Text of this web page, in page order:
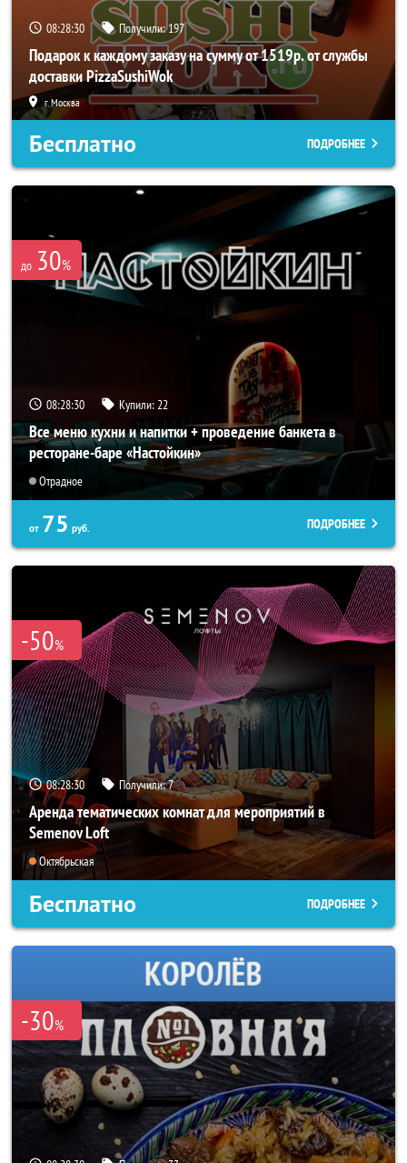
08:28:27 Получили:197
Подарок к каждому заказу на сумму от 1519р. от службы
доставки PizzaSushiWok
г. Москва
Бесплатно ПОДРОБНЕЕ
до 30%
08:28:27 Купили: 22
Все меню кухни и напитки + проведение банкета в
ресторане-баре «Настойкин»
Отрадное
от 75 руб. ПОДРОБНЕЕ
-50%
08:28:27 Получили:7
Аренда тематических комнат для мероприятий в
Semenov Loft
Октябрьская
Бесплатно ПОДРОБНЕЕ
-30%